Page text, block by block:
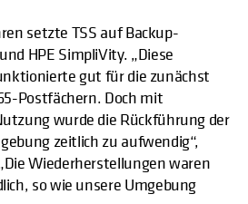
setzte TSS auf Backup-
HPE SimpliVity. „Diese
gut für die zunächst
Postfächern. Doch mit
wurde die Rückführung der
zeitlich zu aufwendig“,
Wiederherstellungen waren
so wie unsere Umgebung